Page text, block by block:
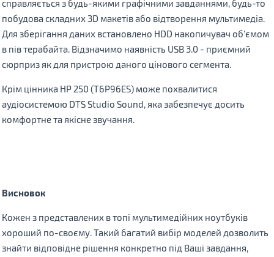
справляється з будь-якими графічними завданнями, будь-то
побудова складних 3D макетів або відтворення мультимедіа.
Для зберігання даних встановлено HDD накопичувач об'ємом
в пiв терабайта. Відзначимо наявність USB 3.0 - приємний
сюрприз як для пристрою даного цінового сегмента.
Крім цінника HP 250 (T6P96ES) може похвалитися
аудіосистемою DTS Studio Sound, яка забезпечує досить
комфортне та якісне звучання.
Висновок
Кожен з представлених в топі мультимедійних ноутбуків
хороший по-своєму. Такий багатий вибір моделей дозволить
знайти відповідне рішення конкретно під Ваші завдання,